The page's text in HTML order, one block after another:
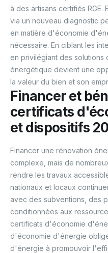
à des artisans certifiés
via un nouveau diagnostic
en matière d'économie
nécessaire. En ciblant les
en privilégiant des solutions
énergétique devient une
la valeur du bien et son
Financer et
certificats
et dispositifs
Financer une rénovation
complexe, mais de
rendre les travaux
nationaux et locaux
avec des subventions, des
conditionnées aux
certificats d'économie
d'économie d'énergie
d'énergie à promouvoir